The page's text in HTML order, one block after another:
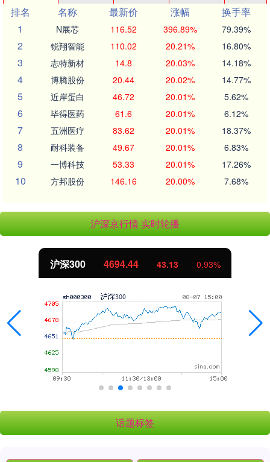
排名
名称 最新价 涨幅
换手率
1
N展芯 116.52 396.89% 79.39%
2 锐翔智能 110.02 20.21% 16.80%
3 志特新材 14.8 20.03% 14.18%
4 博腾股份 20.44 20.02% 14.77%
5 近岸蛋白 46.72 20.01% 5.62%
6 毕得医药 61.6 20.01% 6.12%
7 五洲医疗 83.62 20.01% 18.37%
8 耐科装备 49.67 20.01% 6.83%
9 一博科技 53.33 20.01% 17.26%
10 方邦股份 146.16 20.00% 7.68%
沪深京行情 实时轮播
沪深300 4694.44 43.13 0.93%
话题标签